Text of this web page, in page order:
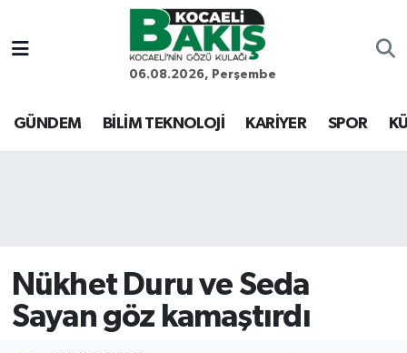
06.08.2026, Perşembe
GÜNDEM BİLİM TEKNOLOJİ KARİYER SPOR
Nükhet Duru ve Seda
Sayan göz kamaştırdı
Kocaeli Nöbetçi Eczaneler
Kocaeli Hava Durumu
Son Dakika Haberleri